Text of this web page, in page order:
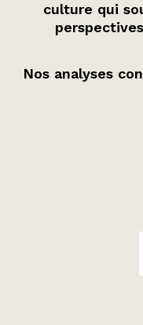
culture qui
Nos analyses